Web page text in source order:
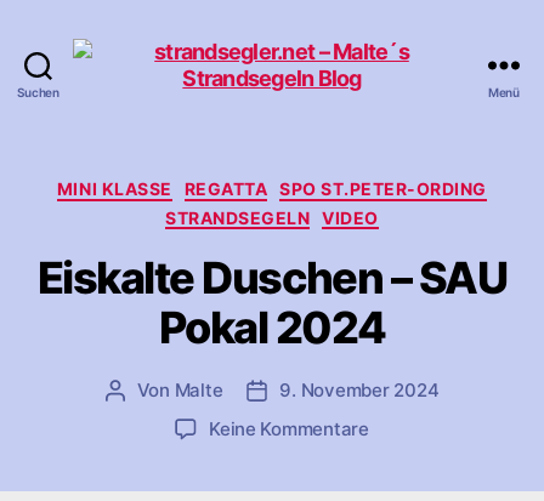
Suchen
´s
Strandsegeln
Blog
Menü
Kategorien
MINI KLASSE REGATTA
SPO ST.PETER-ORDING
STRANDSEGELN
VIDEO
Eiskalte Duschen – SAU
Pokal 2024
Beitragsautor
Von Malte Veröffentlichungsdatum
9. November 2024
Keine Kommentarezu